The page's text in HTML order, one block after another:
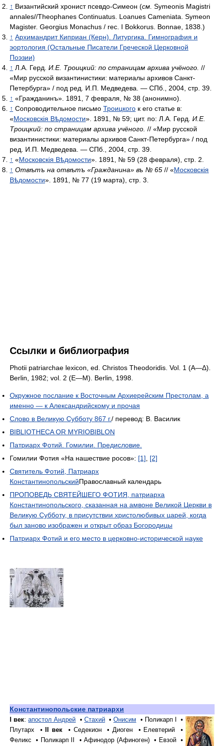
↑ Византийский хронист псевдо-Симеон (см. Symeonis Magistri
annales//Theophanes Continuatus. Loanues Cameniata. Symeon
Magister. Georgius Monachus / rec. I Bokkorus. Bonnae, 1838.)
↑ Архимандрит Киприан (Керн). Литургика. Гимнография и
эортология (Остальные Писатели Греческой Церковной
Поэзии)
↑ Л.А. Герд. И.Е. Троицкий: по страницам архива учёного. //
«Мир русской византинистики: материалы архивов Санкт-
Петербурга» / под ред. И.П. Медведева. — СПб., 2004, стр. 39.
↑ «Гражданинъ». 1891, 7 февраля, № 38 (анонимно).
↑ Сопроводительное письмо Троицкого к его статье в:
«Московскiя Вѣдомости». 1891, № 59; цит. по: Л.А. Герд. И.Е.
Троицкий: по страницам архива учёного. // «Мир русской
византинистики: материалы архивов Санкт-Петербурга» / под
ред. И.П. Медведева. — СПб., 2004, стр. 39.
↑ «Московскiя Вѣдомости». 1891, № 59 (28 февраля), стр. 2.
↑ Отвѣтъ на отвѣтъ «Гражданина» въ № 65 // «Московскiя
Вѣдомости». 1891, № 77 (19 марта), стр. 3.
Ссылки и библиография
Photii patriarchae lexicon, ed. Christos Theodoridis. Vol. 1 (Α—Δ).
Berlin, 1982; vol. 2 (E—M). Berlin, 1998.
Окружное послание к Восточным Архиерейским Престолам, а
именно — к Александрийскому и прочая
Слово в Великую Субботу 867 г./ перевод: В. Василик
BIBLIOTHECA OR MYRIOBIBLON
Патриарх Фотий. Гомилии. Предисловие.
Гомилии Фотия «На нашествие росов»: [1], [2]
Святитель Фотий, Патриарх
КонстантинопольскийПравославный календарь
ПРОПОВЕДЬ СВЯТЕЙШЕГО ФОТИЯ, патриарха
Константинопольского, сказанная на амвоне Великой Церкви в
Великую Субботу, в присутствии христолюбивых царей, когда
был заново изображен и открыт образ Богородицы
Патриарх Фотий и его место в церковно-исторической науке
Константинопольские патриархи
I век:апостол Андрей • Стахий•Онисим • Поликарп I •
Плутарх •
II век • Седекион • Диоген • Елевтерий •
Феликс • Поликарп II • Афинодор (Афиноген) • Евзой •